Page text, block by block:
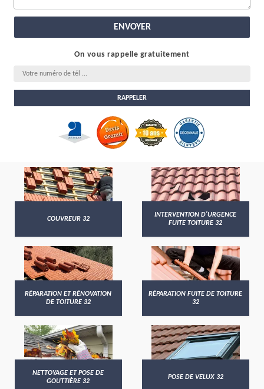
On vous rappelle gratuitement
COUVREUR 32
INTERVENTION D'URGENCE
FUITE TOITURE 32
RÉPARATION ET RÉNOVATION
DE TOITURE 32
RÉPARATION FUITE DE TOITURE
32
NETTOYAGE ET POSE DE
GOUTTIÈRE 32
POSE DE VELUX 32